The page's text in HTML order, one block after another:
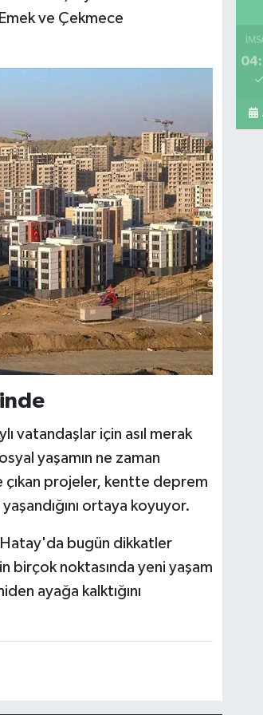
ve Çekmece
vatandaşlar için asıl merak
yaşamın ne zaman
projeler, kentte deprem
ortaya koyuyor.
Hatay'da bugün dikkatler
birçok noktasında yeni yaşam
ayağa kalktığını
A